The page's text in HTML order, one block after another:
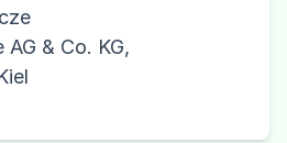
& Co. KG,